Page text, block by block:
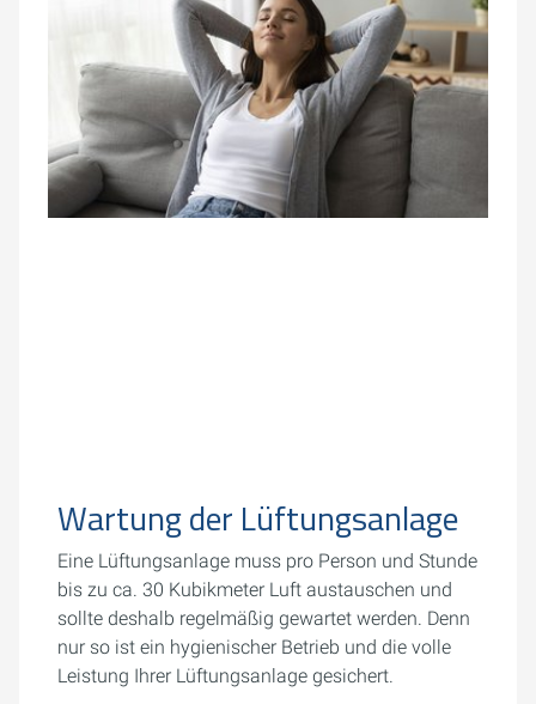
Wartung der Lüftungsanlage
Eine Lüftungsanlage muss pro Person und Stunde
bis zu ca. 30 Kubikmeter Luft austauschen und
sollte deshalb regelmäßig gewartet werden. Denn
nur so ist ein hygienischer Betrieb und die volle
Leistung Ihrer Lüftungsanlage gesichert.